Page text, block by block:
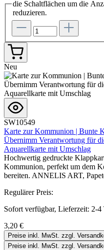
die Schaltflächen um die
reduzieren.
Neu
SW10549
Karte zur Kommunion | Bunte
Übernimm Verantwortung für
Aquarellkarte mit Umschlag
Hochwertig gedruckte
Kommunion, perfekt um dem
bereiten. ANNELIS ART,
Regulärer Preis:
Sofort verfügbar, Lieferzeit: 2-4
3,20 €
Preise inkl. MwSt. zzgl.
Preise inkl. MwSt. zzgl.